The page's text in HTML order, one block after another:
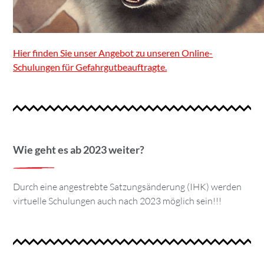
Hier finden Sie unser Angebot zu unseren Online-
Schulungen für Gefahrgutbeauftragte.
Wie geht es ab 2023 weiter?
Durch eine angestrebte Satzungsänderung (IHK) werden
virtuelle Schulungen auch nach 2023 möglich sein!!!